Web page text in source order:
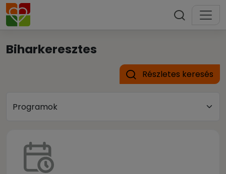
Biharkeresztes
Részletes keresés